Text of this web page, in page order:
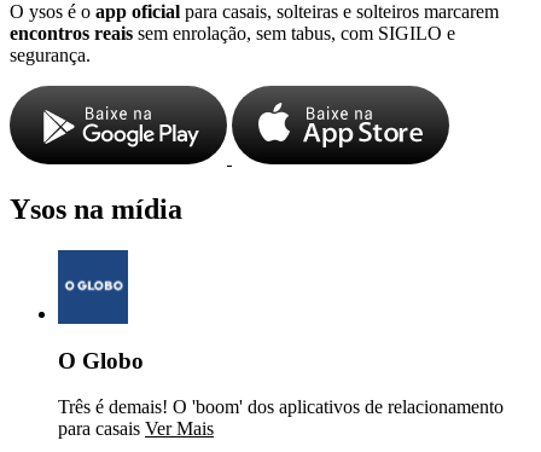
O ysos é o app oficial para casais, solteiras e solteiros marcarem
encontros reais sem enrolação, sem tabus, com SIGILO e
segurança.
Ysos na mídia
O Globo
Três é demais! O 'boom' dos aplicativos de relacionamento
para casais Ver Mais